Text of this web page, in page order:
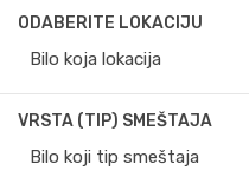
ODABERITE LOKACIJU
Bilo koja lokacija
VRSTA (TIP) SMEŠTAJA
Bilo koji tip smeštaja